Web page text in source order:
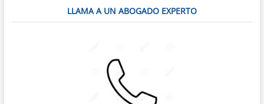
LLAMA A UN ABOGADO EXPERTO